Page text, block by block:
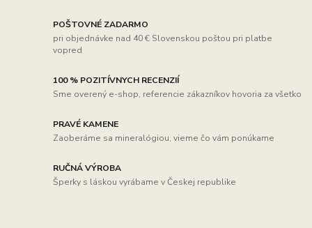
POŠTOVNÉ ZADARMO
pri objednávke nad 40 € Slovenskou poštou pri platbe
vopred
100 % POZITÍVNYCH RECENZIÍ
Sme overený e-shop, referencie zákazníkov hovoria za všetko
PRAVÉ KAMENE
Zaoberáme sa mineralógiou, vieme čo vám ponúkame
RUČNÁ VÝROBA
Šperky s láskou vyrábame v Českej republike